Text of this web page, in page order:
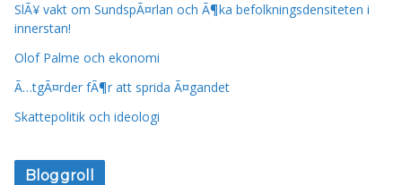
SlÃ¥ vakt om SundspÃ¤rlan och Ã¶ka befolkningsdensiteten i
innerstan!
Olof Palme och ekonomi
Ã…tgÃ¤rder fÃ¶r att sprida Ã¤gandet
Skattepolitik och ideologi
Bloggroll